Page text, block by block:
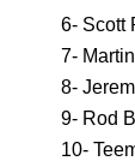
6- Scott
7-
8-
9- Rod
10-